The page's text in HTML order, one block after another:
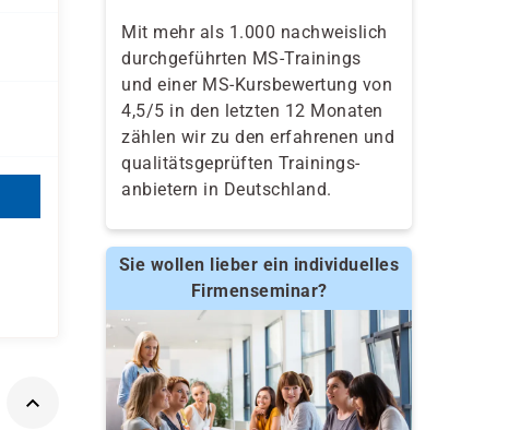
Mit mehr als 1.000 nachweislich
durchgeführten MS-Trainings
und einer MS-Kursbewertung von
4,5/5 in den letzten 12 Monaten
zählen wir zu den erfahrenen und
qualitäts­geprüften Trainings­
anbietern in Deutschland.
Sie wollen lieber ein individuelles
Firmenseminar?